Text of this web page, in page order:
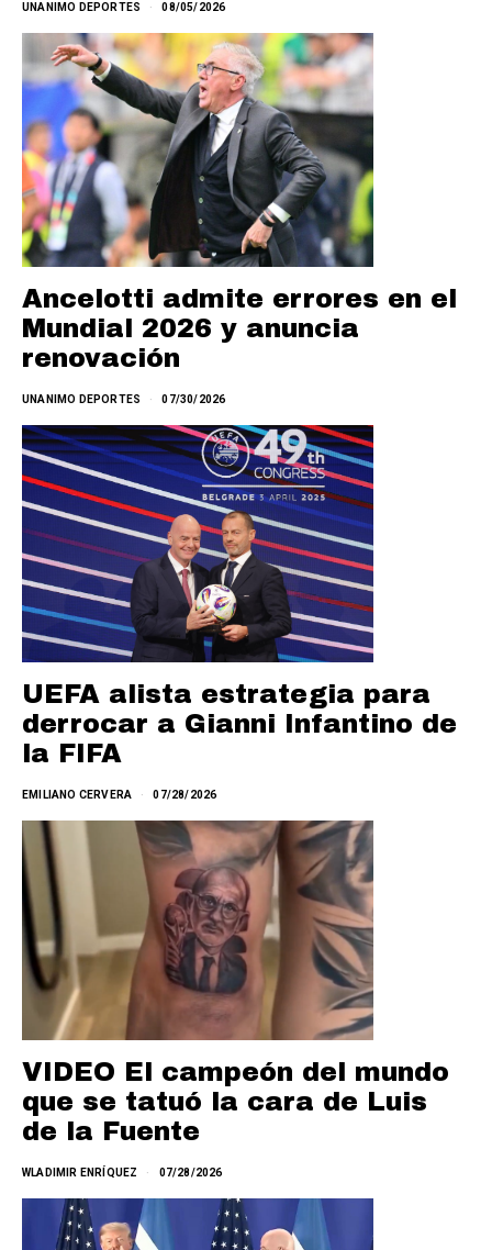
UNANIMO DEPORTES 08/05/2026
Ancelotti admite errores en el
Mundial 2026 y anuncia
renovación
UNANIMO DEPORTES 07/30/2026
UEFA alista estrategia para
derrocar a Gianni Infantino de
la FIFA
EMILIANO CERVERA 07/28/2026
VIDEO El campeón del mundo
que se tatuó la cara de Luis
de la Fuente
WLADIMIR ENRÍQUEZ 07/28/2026